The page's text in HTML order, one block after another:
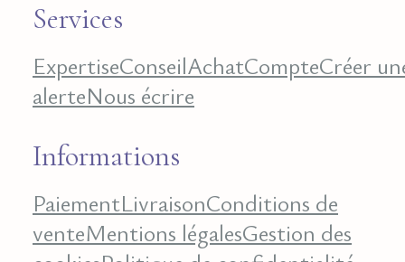
Services
ExpertiseConseilAchatCompteCréer
alerteNous écrire
Informations
PaiementLivraisonConditions de
venteMentions légalesGestion des